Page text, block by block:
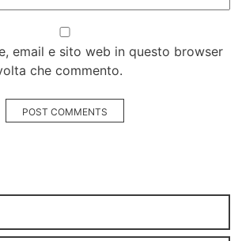
email e sito web in questo browser
che commento.
POST COMMENTS